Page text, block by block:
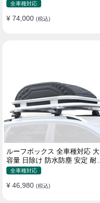
安定 分離式 大容量 ベースキャ
全車種対応
¥ 74,000 (税込)
ルーフボックス 全車種対応 大
容量 日除け 防水防塵 安定 耐久
使い便利 折畳式 車用ラゲッジ
全車種対応
¥ 46,980 (税込)